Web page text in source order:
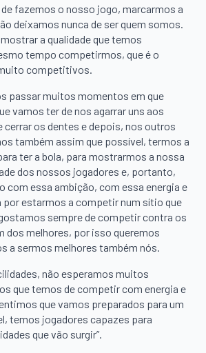
fazemos o nosso jogo, marcarmos a
deixamos nunca de ser quem somos.
a qualidade que temos
tempo competirmos, que é o
competitivos.
passar muitos momentos em que
vamos ter de nos agarrar uns aos
os dentes e depois, nos outros
também assim que possível, termos a
ter a bola, para mostrarmos a nossa
dos nossos jogadores e, portanto,
com essa ambição, com essa energia e
estarmos a competir num sítio que
sempre de competir contra os
dos melhores, por isso queremos
a sermos melhores também nós.
não esperamos muitos
que temos de competir com energia e
que vamos preparados para um
temos jogadores capazes para
que vão surgir”.